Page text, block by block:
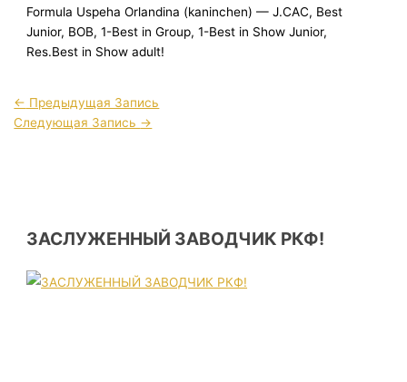
Formula Uspeha Orlandina (kaninchen) — J.CAC, Best
Junior, BOB, 1-Best in Group, 1-Best in Show Junior,
Res.Best in Show adult!
← Предыдущая Запись
Следующая Запись →
ЗАСЛУЖЕННЫЙ ЗАВОДЧИК РКФ!